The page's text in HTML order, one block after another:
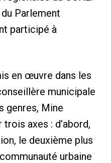
Parlement
participé à
en œuvre dans les
municipale
genres, Mine
trois axes : d’abord,
le deuxième plus
urbaine